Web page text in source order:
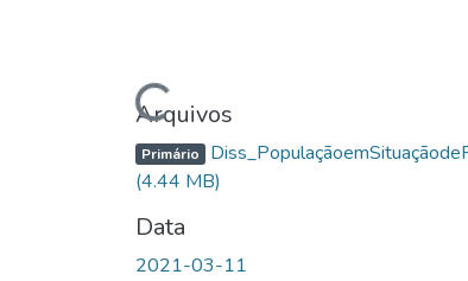
Carregando...
Arquivos
Primário
(4.44 MB)
Data
2021-03-11